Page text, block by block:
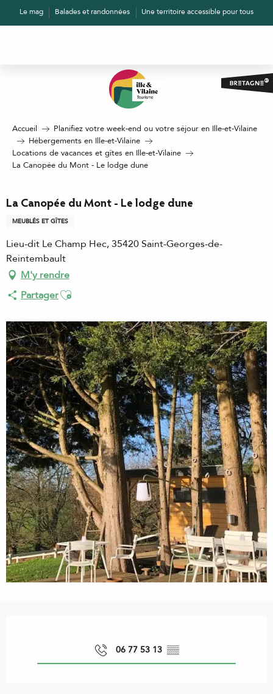
AllerLe mag Balades et randonnées Une territoire accessible pour tous
Accueil
Planifiez votre week-end ou votre séjour en Ille-et-Vilaine
Hébergements en Ille-et-Vilaine
Locations de vacances et gîtes en Ille-et-Vilaine
La Canopée du Mont - Le lodge dune
La Canopée du Mont - Le lodge dune
MEUBLÉS ET GÎTES
Lieu-dit Le Champ Hec, 35420 Saint-Georges-de-
Reintembault
M'y rendre
PartagerAjouter aux favoris
06 77 53 13 ▒▒